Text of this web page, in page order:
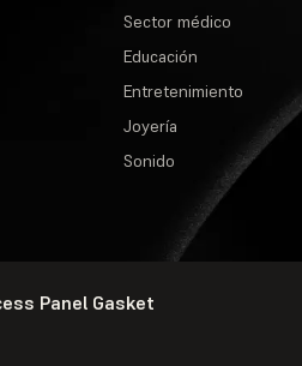
Panel Gasket
Sector médico
Educación
Entretenimiento
Joyería
Sonido